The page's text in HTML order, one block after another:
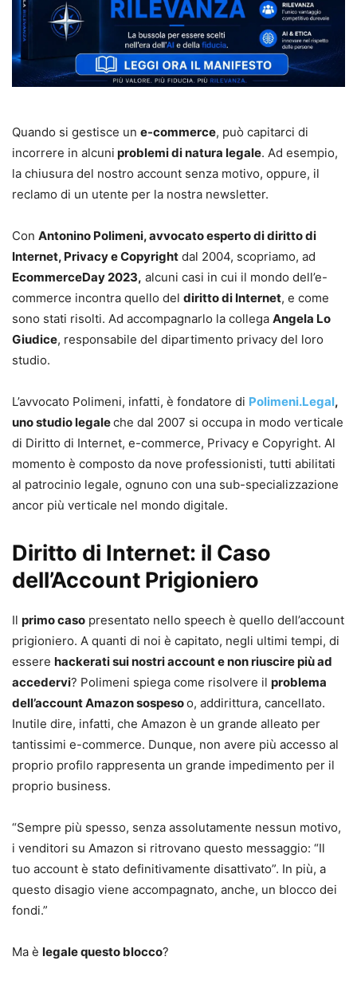
Quando si gestisce un e-commerce, può capitarci di
incorrere in alcuni problemi di natura legale. Ad esempio,
la chiusura del nostro account senza motivo, oppure, il
reclamo di un utente per la nostra newsletter.
Con Antonino Polimeni, avvocato esperto di diritto di
Internet, Privacy e Copyright dal 2004, scopriamo, ad
EcommerceDay 2023, alcuni casi in cui il mondo dell’e-
commerce incontra quello del diritto di Internet, e come
sono stati risolti. Ad accompagnarlo la collega Angela Lo
Giudice, responsabile del dipartimento privacy del loro
studio.
L’avvocato Polimeni, infatti, è fondatore di Polimeni.Legal,
uno studio legaleche dal 2007 si occupa in modo verticale
di Diritto di Internet, e-commerce, Privacy e Copyright. Al
momento è composto da nove professionisti, tutti abilitati
al patrocinio legale, ognuno con una sub-specializzazione
ancor più verticale nel mondo digitale.
Diritto di Internet: il Caso
dell’Account Prigioniero
Il primo caso presentato nello speech è quello dell’account
prigioniero. A quanti di noi è capitato, negli ultimi tempi, di
essere hackerati sui nostri account e non riuscire più ad
accedervi? Polimeni spiega come risolvere il problema
dell’account Amazon sospesoo, addirittura, cancellato.
Inutile dire, infatti, che Amazon è un grande alleato per
tantissimi e-commerce. Dunque, non avere più accesso al
proprio profilo rappresenta un grande impedimento per il
proprio business.
“Sempre più spesso, senza assolutamente nessun motivo,
i venditori su Amazon si ritrovano questo messaggio: “Il
tuo account è stato definitivamente disattivato”. In più, a
questo disagio viene accompagnato, anche, un blocco dei
fondi.”
Ma è legale questo blocco?